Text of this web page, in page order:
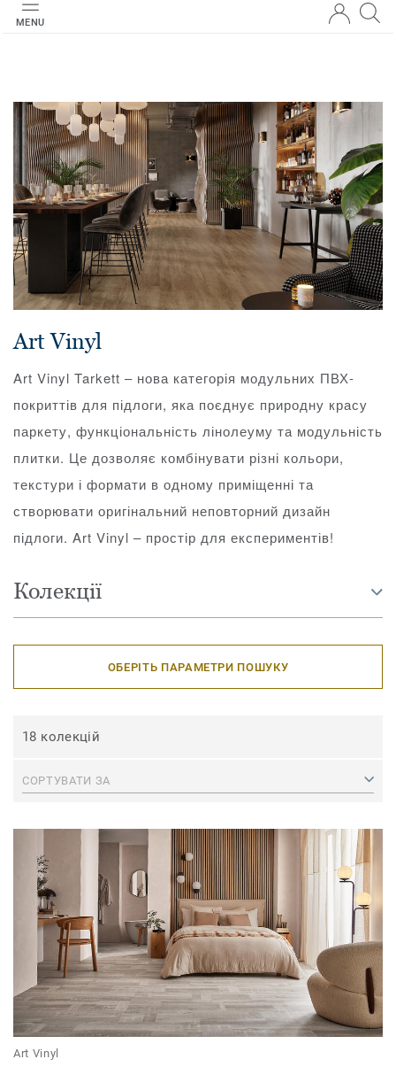
MENU
Art Vinyl
Art Vinyl Tarkett – нова категорія модульних ПВХ-
покриттів для підлоги, яка поєднує природну красу
паркету, функціональність лінолеуму та модульність
плитки. Це дозволяє комбінувати різні кольори,
текстури і формати в одному приміщенні та
створювати оригінальний неповторний дизайн
підлоги. Art Vinyl – простір для експериментів!
Колекції
ОБЕРІТЬ ПАРАМЕТРИ ПОШУКУ
18 колекцій
СОРТУВАТИ ЗА
Art Vinyl